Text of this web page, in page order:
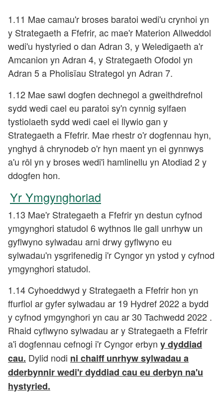
1.11 Mae camau'r broses baratoi wedi'u crynhoi yn
y Strategaeth a Ffefrir, ac mae'r Materion Allweddol
wedi'u hystyried o dan Adran 3, y Weledigaeth a'r
Amcanion yn Adran 4, y Strategaeth Ofodol yn
Adran 5 a Pholisïau Strategol yn Adran 7.
1.12 Mae sawl dogfen dechnegol a gweithdrefnol
sydd wedi cael eu paratoi sy'n cynnig sylfaen
tystiolaeth sydd wedi cael ei llywio gan y
Strategaeth a Ffefrir. Mae rhestr o'r dogfennau hyn,
ynghyd â chrynodeb o'r hyn maent yn ei gynnwys
a'u rôl yn y broses wedi'i hamlinellu yn Atodiad 2 y
ddogfen hon.
Yr Ymgynghoriad
1.13 Mae'r Strategaeth a Ffefrir yn destun cyfnod
ymgynghori statudol 6 wythnos lle gall unrhyw un
gyflwyno sylwadau arni drwy gyflwyno eu
sylwadau'n ysgrifenedig i'r Cyngor yn ystod y cyfnod
ymgynghori statudol.
1.14 Cyhoeddwyd y Strategaeth a Ffefrir hon yn
ffurfiol ar gyfer sylwadau ar 19 Hydref 2022 a bydd
y cyfnod ymgynghori yn cau ar 30 Tachwedd 2022 .
Rhaid cyflwyno sylwadau ar y Strategaeth a Ffefrir
a'i dogfennau cefnogi i'r Cyngor erbyn y dyddiad
cau. Dylid nodi ni chaiff unrhyw sylwadau a
dderbynnir wedi'r dyddiad cau eu derbyn na'u
hystyried.